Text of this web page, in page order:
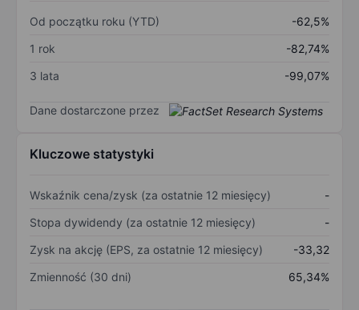
Od początku roku (YTD)
-62,5%
1 rok
-82,74%
3 lata
-99,07%
Dane dostarczone przez
Kluczowe statystyki
Wskaźnik cena/zysk (za ostatnie 12 miesięcy)
-
Stopa dywidendy (za ostatnie 12 miesięcy)
-
Zysk na akcję (EPS, za ostatnie 12 miesięcy)
-33,32
Zmienność (30 dni)
65,34%